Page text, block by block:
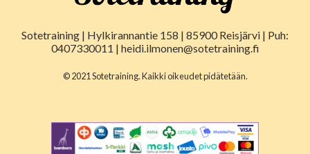
Sotetraining | Hylkirannantie 158 | 85900 Reisjärvi | Puh:
0407330011 | heidi.ilmonen@sotetraining.fi
© 2021 Sotetraining. Kaikki oikeudet pidätetään.